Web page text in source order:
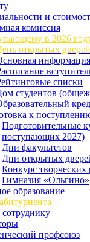
и
комиссия
в 2026
открытых
списки
студентов
к
Подготовительные
поступающих 2027)
Дни факультетов
Дни открытых
Конкурс творческих
Гимназия «Ольгино»
образование
профсоюз